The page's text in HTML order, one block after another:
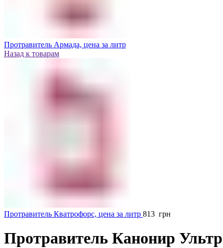
Протравитель Армада, цена за литр
Назад к товарам
Протравитель Кватрофорс, цена за литр 813 грн
Протравитель Канонир